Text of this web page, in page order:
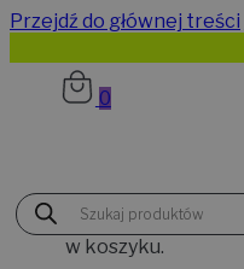
Przejdź do głównej treści
Wyszukiwarka
produktów
0
Brak
produktów
w koszyku.